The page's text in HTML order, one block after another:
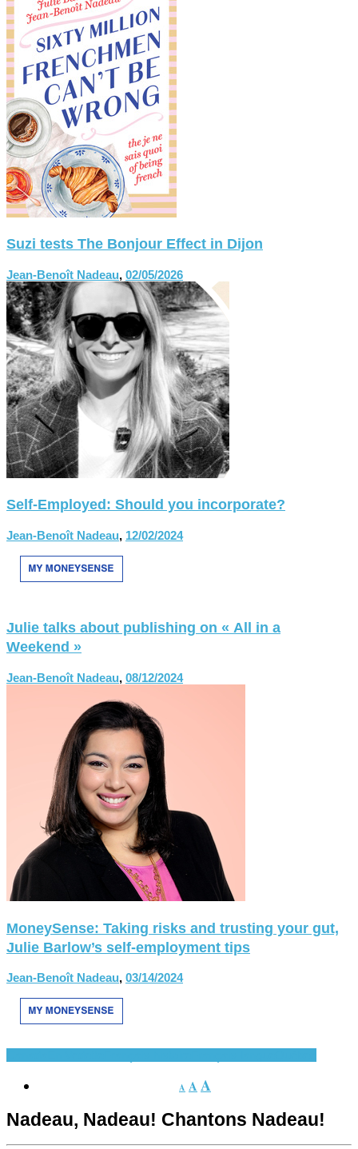
Suzi tests The Bonjour Effect in Dijon
Jean-Benoît Nadeau, 02/05/2026
Self-Employed: Should you incorporate?
Jean-Benoît Nadeau, 12/02/2024
Julie talks about publishing on « All in a
Weekend »
Jean-Benoît Nadeau, 08/12/2024
MoneySense: Taking risks and trusting your gut,
Julie Barlow’s self-employment tips
Jean-Benoît Nadeau, 03/14/2024
A AA
Nadeau, Nadeau! Chantons Nadeau!